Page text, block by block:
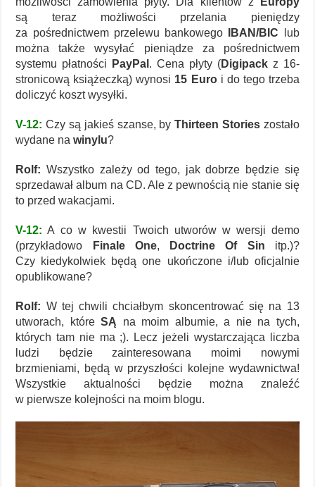
są teraz możliwości przelania pieniędzy
za pośrednictwem przelewu bankowego
IBAN/BIC lub
można także wysyłać pieniądze za pośrednictwem
systemu płatności
PayPal . Cena płyty (Digipackz 16-
stronicową książeczką) wynosi 15 Euroi do tego trzeba
doliczyć koszt wysyłki.
V-12: Czy są jakieś szanse, byThirteen Storieszostało
wydane nawinylu?
Rolf: Wszystko zależy od tego, jak dobrze będzie się
sprzedawał album na CD. Ale z pewnością nie stanie się
to przed wakacjami.
V-12: A co w kwestii Twoich utworów w wersji demo
(przykładowo
Finale One, Doctrine Of Sin itp.)?
Czy kiedykolwiek będą one ukończone i/lub oficjalnie
opublikowane?
Rolf: W tej chwili chciałbym skoncentrować się na 13
utworach, któreSĄ na moim albumie, a nie na tych,
których tam nie ma ;). Lecz jeżeli wystarczająca liczba
ludzi będzie zainteresowana moimi nowymi
brzmieniami, będą w przyszłości kolejne wydawnictwa!
Wszystkie aktualności będzie można znaleźć
w pierwsze kolejności na moim blogu.